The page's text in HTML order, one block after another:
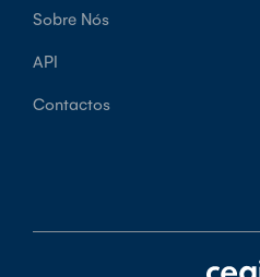
Sobre Nós
API
Contactos